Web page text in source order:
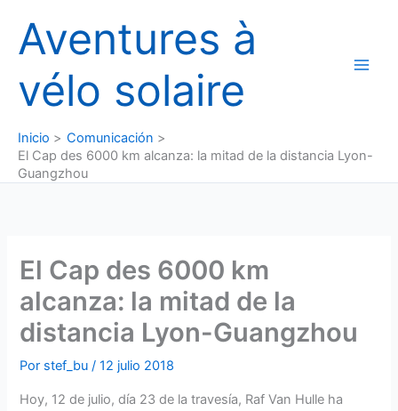
contenido
Aventures à
vélo solaire
Inicio
Comunicación
El Cap des 6000 km alcanza: la mitad de la distancia Lyon-
Guangzhou
El Cap des 6000 km
alcanza: la mitad de la
distancia Lyon-Guangzhou
Por stef_bu/12 julio 2018
Hoy, 12 de julio, día 23 de la travesía, Raf Van Hulle ha